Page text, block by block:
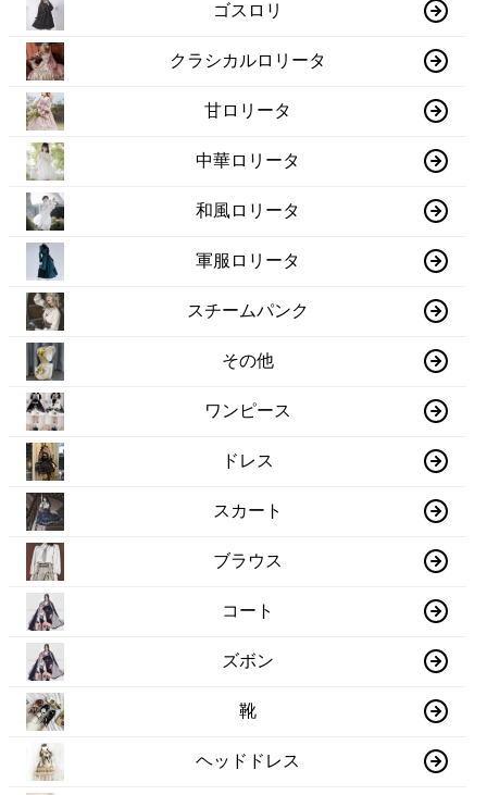
ゴスロリ
クラシカルロリータ
甘ロリータ
中華ロリータ
和風ロリータ
軍服ロリータ
スチームパンク
その他
ワンピース
ドレス
スカート
ブラウス
コート
ズボン
靴
ヘッドドレス